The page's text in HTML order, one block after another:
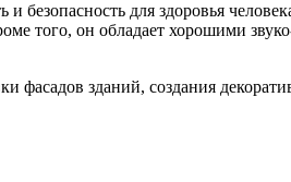
безопасность для здоровья
того, он обладает хорошими
зданий, создания